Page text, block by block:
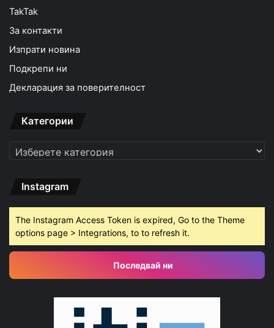
TakTak
За контакти
Изпрати новина
Подкрепи ни
Декларация за поверителност
Категории
Категории
Instagram
The Instagram Access Token is expired, Go to the Theme
options page > Integrations, to to refresh it.
Последвай ни